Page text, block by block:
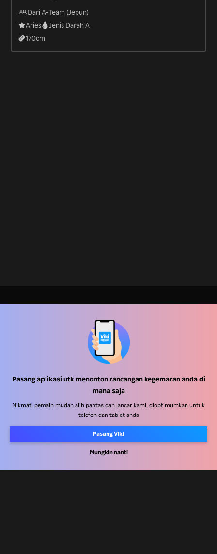
Pasang aplikasi utk menonton rancangan kegemaran anda di
mana saja
Nikmati pemain mudah alih pantas dan lancar kami, dioptimumkan untuk
telefon dan tablet anda
Pasang Viki
Mungkin nanti
Dari A-Team (Jepun)
Aries
Jenis Darah A
170cm
Pusat Bantuan